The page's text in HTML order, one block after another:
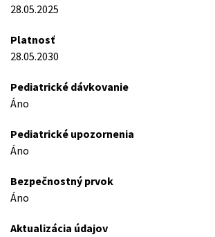
28.05.2025
Platnosť
28.05.2030
Pediatrické dávkovanie
Áno
Pediatrické upozornenia
Áno
Bezpečnostný prvok
Áno
Aktualizácia údajov